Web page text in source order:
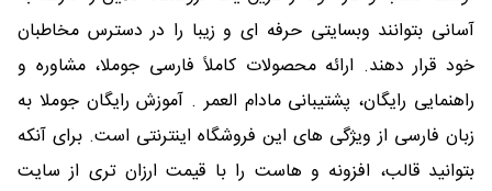
آسانی بتوانند وبسایتی حرفه ای و زیبا را در دسترس مخاطبان
خود قرار دهند. ارائه محصولات کاملاً فارسی جوملا، مشاوره و
راهنمایی رایگان، پشتیبانی مادام العمر . آموزش رایگان جوملا به
زبان فارسی از ویژگی های این فروشگاه اینترنتی است. برای آنکه
بتوانید قالب، افزونه و هاست را با قیمت ارزان تری از سایت